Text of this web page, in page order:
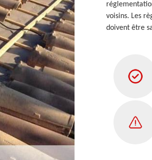
voisins. Les
doivent être